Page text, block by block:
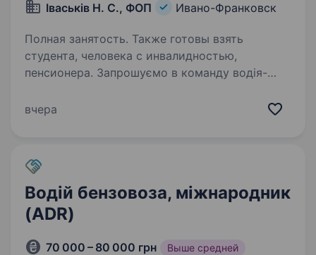
Іваськів Н. С., ФОП Ивано-Франковск
Полная занятость. Также готовы взять
студента, человека с инвалидностью,
пенсионера. Запрошуємо в команду водія-
за маршрутами Україна — країни
вчера
Водій бензовоза, міжнародник
(ADR)
70 000 – 80 000 грн Выше средней